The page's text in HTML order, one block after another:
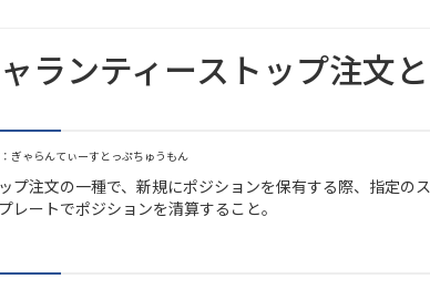
ランティーストップ注文と
ぎゃらんてぃーすとっぷちゅうもん
プ注文の一種で、新規にポジションを保有する際、指定のス
レートでポジションを清算すること。